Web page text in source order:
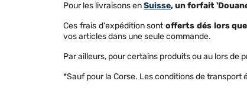
Pour les livraisons enSuisse, un forfait
Ces frais d'expédition sontofferts dés lors
vos articles dans une seule commande.
Par ailleurs, pour certains produits ou au lors de
*Sauf pour la Corse. Les conditions de